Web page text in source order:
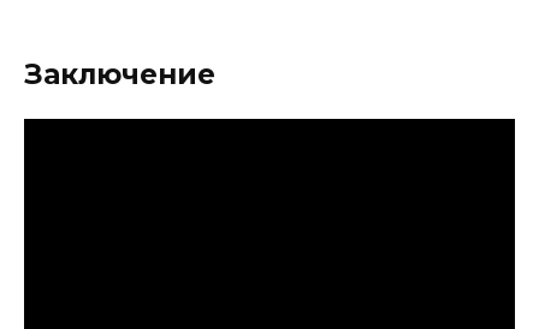
Заключение